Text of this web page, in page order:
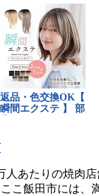
人あたりの焼肉
こ飯田市には、